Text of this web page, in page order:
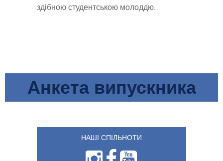
здібною студентською молоддю.
Анкета випускника
НАШІ СПІЛЬНОТИ